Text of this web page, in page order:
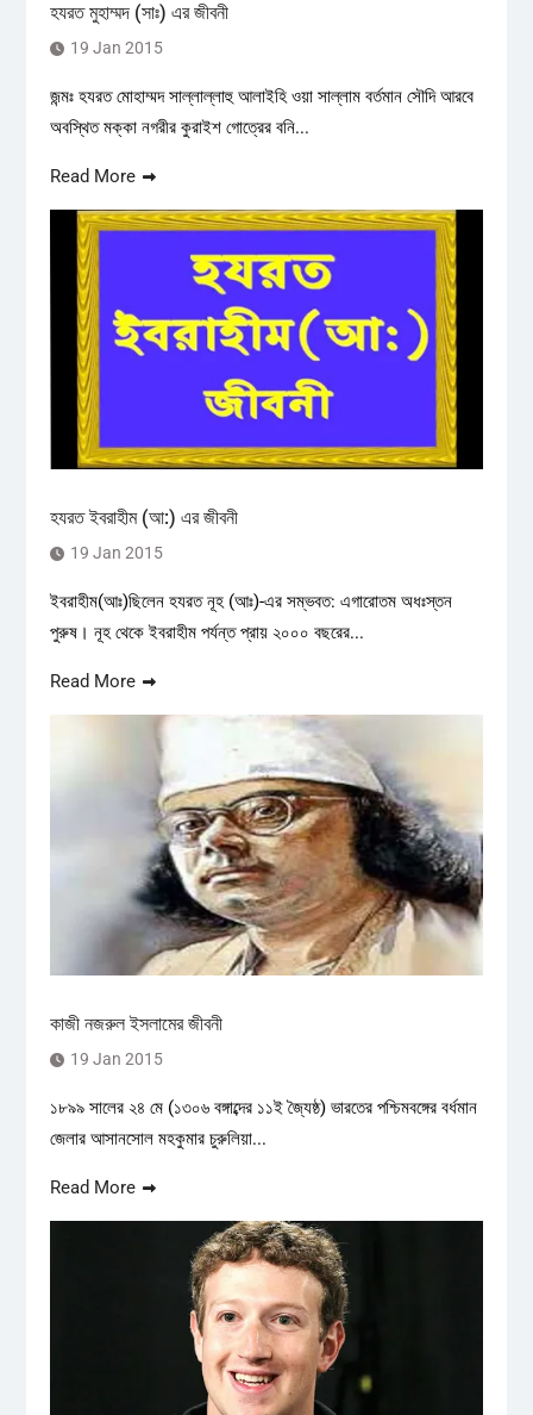
হযরত মুহাম্মদ (সাঃ) এর জীবনী
19 Jan 2015
জন্মঃ হযরত মোহাম্মদ সাল্লাল্লাহু আলাইহি ওয়া সাল্লাম বর্তমান সৌদি আরবে
অবস্থিত মক্কা নগরীর কুরাইশ গোত্রের বনি...
Read More
হযরত ইবরাহীম (আ:) এর জীবনী
19 Jan 2015
ইবরাহীম(আঃ)ছিলেন হযরত নূহ (আঃ)-এর সম্ভবত: এগারোতম অধঃস্তন
পুরুষ। নূহ থেকে ইবরাহীম পর্যন্ত প্রায় ২০০০ বছরের...
Read More
কাজী নজরুল ইসলামের জীবনী
19 Jan 2015
১৮৯৯ সালের ২৪ মে (১৩০৬ বঙ্গাব্দের ১১ই জ্যৈষ্ঠ) ভারতের পশ্চিমবঙ্গের বর্ধমান
জেলার আসানসোল মহকুমার চুরুলিয়া...
Read More